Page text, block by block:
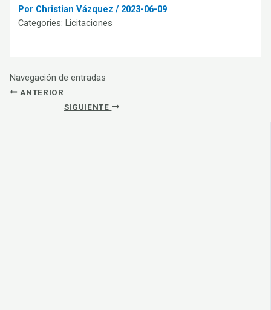
Por Christian Vázquez/ 2023-06-09
Categories:Licitaciones
Navegación de entradas
ANTERIOR
SIGUIENTE